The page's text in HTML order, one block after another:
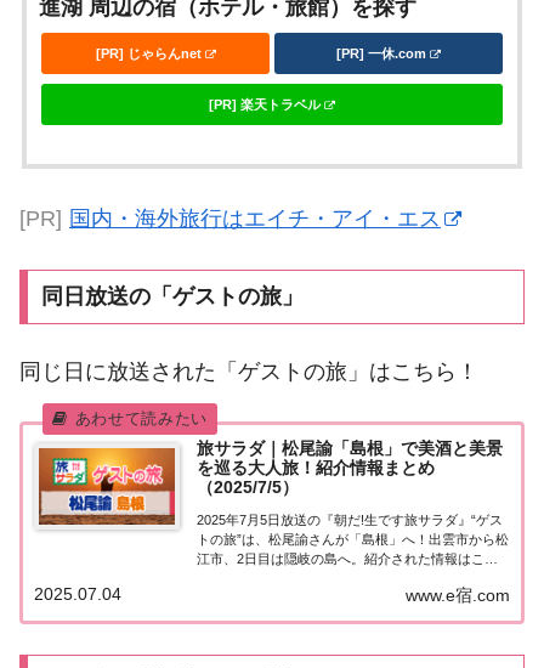
進湖 周辺の宿（ホテル・旅館）を探す
[PR] じゃらんnet [PR] 一休.com
[PR] 楽天トラベル
[PR] 国内・海外旅行はエイチ・アイ・エス
同日放送の「ゲストの旅」
同じ日に放送された「ゲストの旅」はこちら！
旅サラダ｜松尾諭「島根」で美酒と美景
を巡る大人旅！紹介情報まとめ
（2025/7/5）
2025年7月5日放送の『朝だ!生です旅サラダ』“ゲス
トの旅”は、松尾諭さんが「島根」へ！出雲市から松
江市、2日目は隠岐の島へ。紹介された情報はこち
尾諭さん。島根県で美酒と美景を巡る大人旅へ！出
雲大社を出発し、大好きなお酒を求めて老...
www.e宿.com
2025.07.04